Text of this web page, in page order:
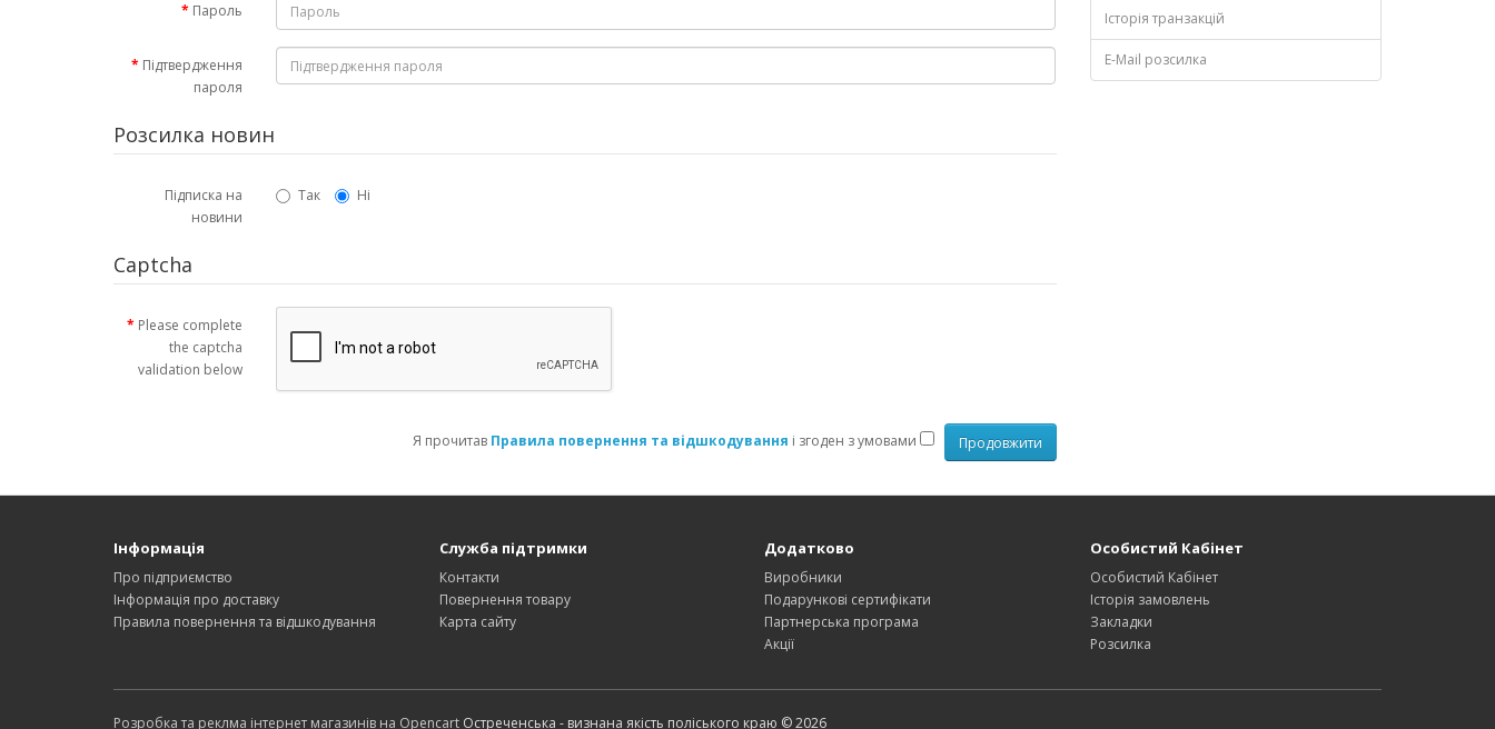
Пароль
Підтвердження
пароля
Розсилка новин
Підписка на
новини
Так Ні
Captcha
Please complete
the captcha
validation below
Я прочитав Правила повернення та відшкодування і згоден з умовами
Історія транзакцій
E-Mail розсилка
Інформація
Про підприємство
Інформація про доставку
Правила повернення та відшкодування
Служба підтримки
Контакти
Повернення товару
Карта сайту
Додатково
Виробники
Подарункові сертифікати
Партнерська програма
Акції
Особистий Кабінет
Особистий Кабінет
Історія замовлень
Закладки
Розсилка
Розробка та реклма інтернет магазинів на Opencart Остреченська - визнана якість поліського краю © 2026